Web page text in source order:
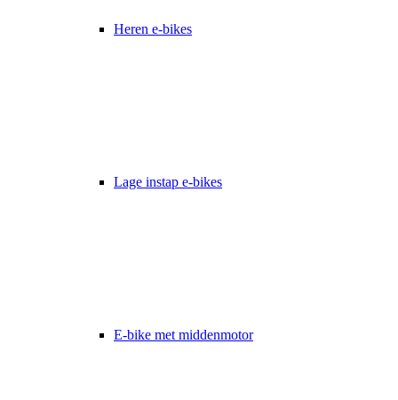
Heren e-bikes
Lage instap e-bikes
E-bike met middenmotor